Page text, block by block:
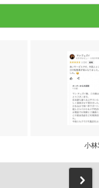
小林